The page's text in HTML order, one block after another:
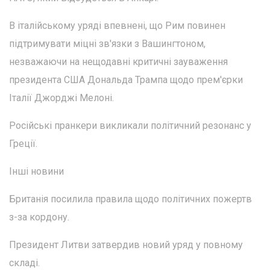
В італійському уряді впевнені, що Рим повинен
підтримувати міцні зв'язки з Вашингтоном,
незважаючи на нещодавні критичні зауваження
президента США Дональда Трампа щодо прем'єрки
Італії Джорджі Мелоні.
Російські пранкери викликали політичний резонанс у
Греції.
Інші новини
Британія посилила правила щодо політичних пожертв
з-за кордону.
Президент Литви затвердив новий уряд у повному
складі.